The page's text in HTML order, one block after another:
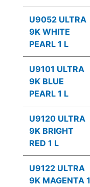
U9052 ULTRA
9K WHITE
PEARL 1 L
U9101 ULTRA
9K BLUE
PEARL 1 L
U9120 ULTRA
9K BRIGHT
RED 1 L
U9122 ULTRA
9K MAGENTA 1